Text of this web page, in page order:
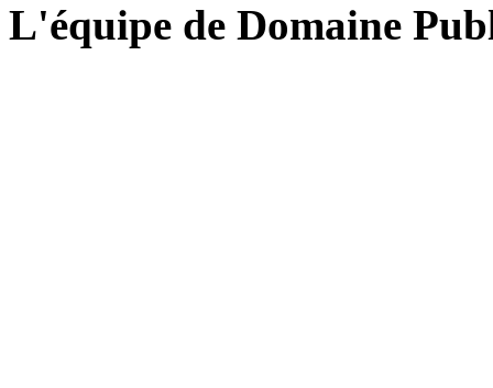
L'équipe de Domaine